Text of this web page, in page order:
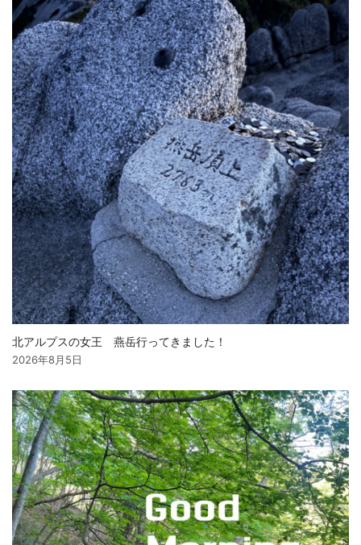
北アルプスの女王 燕岳行ってきました！
2026年8月5日